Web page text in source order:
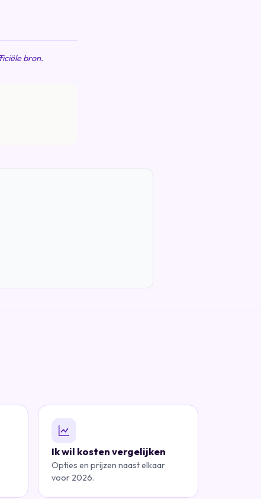
bron.
Ik wil kosten vergelijken
Opties en prijzen naast elkaar
voor 2026.